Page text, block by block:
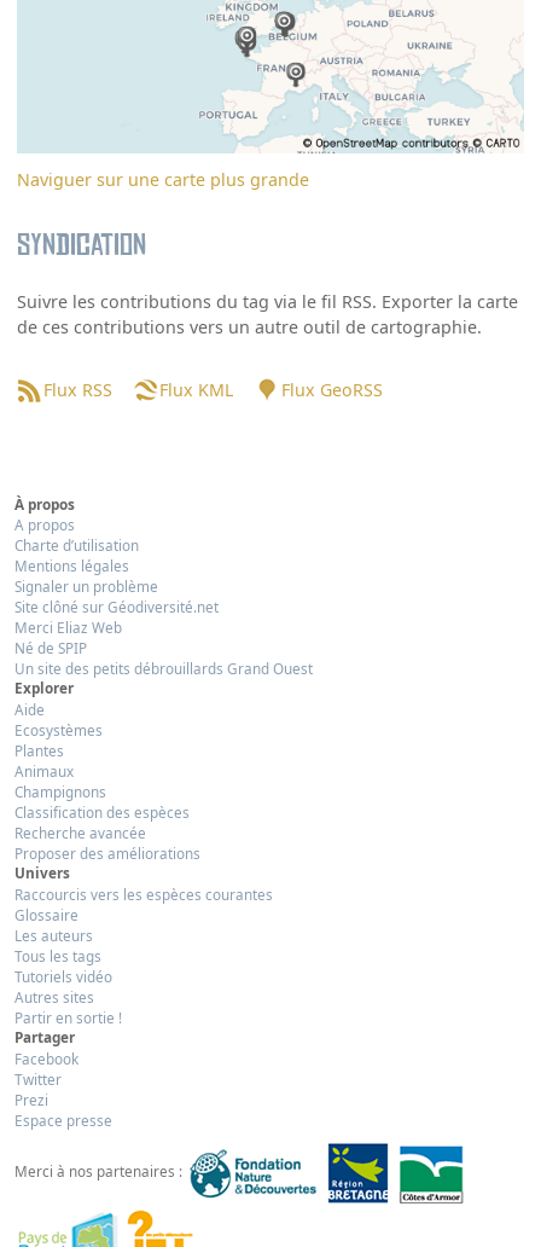
Naviguer sur une carte plus grande
Syndication
Suivre les contributions du tag via le fil RSS. Exporter la carte
de ces contributions vers un autre outil de cartographie.
Flux RSS Flux KML Flux GeoRSS
À propos
A propos
Charte d’utilisation
Mentions légales
Signaler un problème
Site clôné sur Géodiversité.net
Merci Eliaz Web
Né de SPIP
Un site des petits débrouillards Grand Ouest
Explorer
Aide
Ecosystèmes
Plantes
Animaux
Champignons
Classification des espèces
Recherche avancée
Proposer des améliorations
Univers
Raccourcis vers les espèces courantes
Glossaire
Les auteurs
Tous les tags
Tutoriels vidéo
Autres sites
Partir en sortie !
Partager
Facebook
Twitter
Prezi
Espace presse
Merci à nos partenaires :